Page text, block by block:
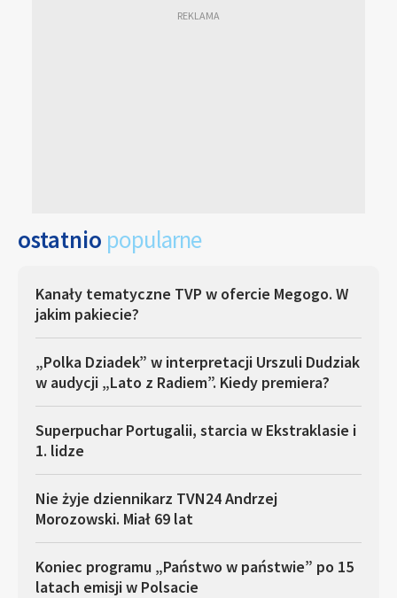
ostatnio popularne
Kanały tematyczne TVP w ofercie Megogo. W
jakim pakiecie?
„Polka Dziadek” w interpretacji Urszuli Dudziak
w audycji „Lato z Radiem”. Kiedy premiera?
Superpuchar Portugalii, starcia w Ekstraklasie i
1. lidze
Nie żyje dziennikarz TVN24 Andrzej
Morozowski. Miał 69 lat
Koniec programu „Państwo w państwie” po 15
latach emisji w Polsacie